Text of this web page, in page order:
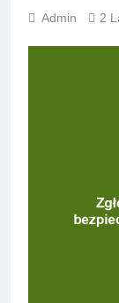
Admin 2